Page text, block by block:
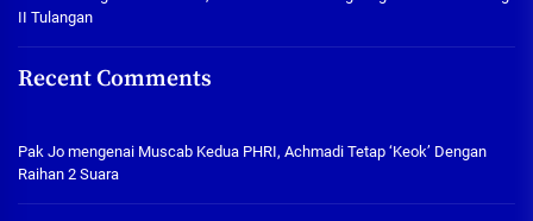
II Tulangan
Recent Comments
Pak Jo mengenai Muscab Kedua PHRI, Achmadi Tetap ‘Keok’ Dengan
Raihan 2 Suara